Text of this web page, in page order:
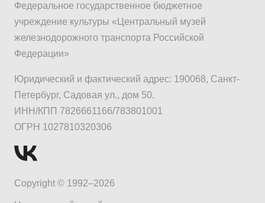
Федеральное государственное бюджетное
учреждение культуры «Центральный музей
железнодорожного транспорта Российской
Федерации»
Юридический и фактический адрес: 190068, Санкт-
Петербург, Садовая ул., дом 50.
ИНН/КПП 7826661166/783801001
ОГРН 1027810320306
Copyright © 1992–2026